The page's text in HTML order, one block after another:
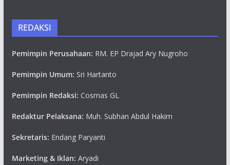
REDAKSI
Pemimpin Perusahaan: RM. EP Drajad Ary Nugroho
Pemimpin Umum: Sri Hartanto
Pemimpin Redaksi: Cosmas GL
Redaktur Pelaksana: Muh. Subhan Abdul Hakim
Sekretaris: Endang Paryanti
Marketing & Iklan: Aryadi